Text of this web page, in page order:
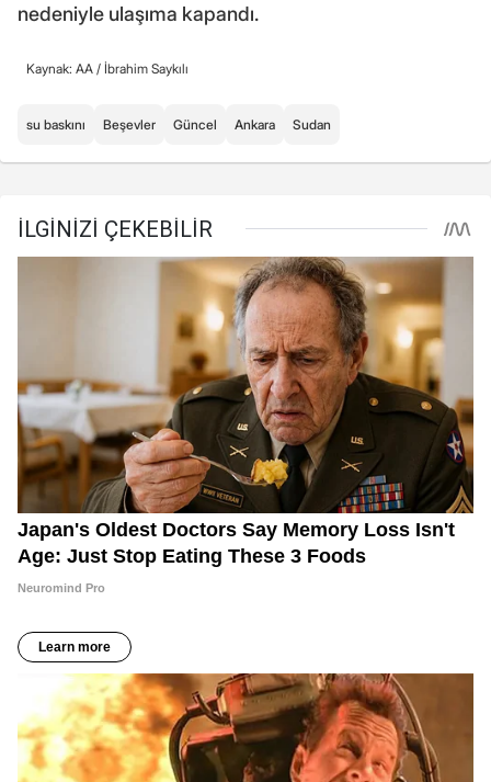
nedeniyle ulaşıma kapandı.
Kaynak: AA / İbrahim Saykılı
su baskını Beşevler Güncel Ankara Sudan